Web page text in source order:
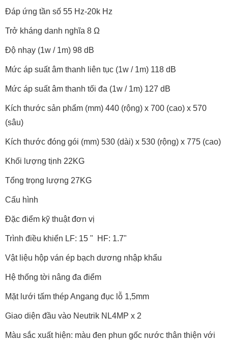
Đáp ứng tần số 55 Hz-20k Hz
Trở kháng danh nghĩa 8 Ω
Độ nhạy (1w / 1m) 98 dB
Mức áp suất âm thanh liên tục (1w / 1m) 118 dB
Mức áp suất âm thanh tối đa (1w / 1m) 127 dB
Kích thước sản phẩm (mm) 440 (rộng) x 700 (cao) x 570
(sâu)
Kích thước đóng gói (mm) 530 (dài) x 530 (rộng) x 775 (cao)
Khối lượng tịnh 22KG
Tổng trọng lượng 27KG
Cấu hình
Đặc điểm kỹ thuật đơn vị
Trình điều khiển LF: 15 " HF: 1.7"
Vật liệu hộp ván ép bạch dương nhập khẩu
Hệ thống tời nâng đa điểm
Mặt lưới tấm thép Angang đục lỗ 1,5mm
Giao diện đầu vào Neutrik NL4MP x 2
Màu sắc xuất hiện: màu đen phun gốc nước thân thiện với